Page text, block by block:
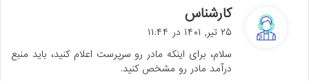
کارشناس
ف
:
۲۵ تیر, ۱۴۰۱ در ۱۱:۴۴
سلام، برای اینکه مادر رو سرپرست اعلام کنید، باید منبع
درآمد مادر رو مشخص کنید.